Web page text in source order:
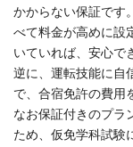
かからない保証です
べて料金が高めに設
いていれば、安心で
逆に、運転技能に自
で、合宿免許の費用
なお保証付きのプラ
ため、仮免学科試験